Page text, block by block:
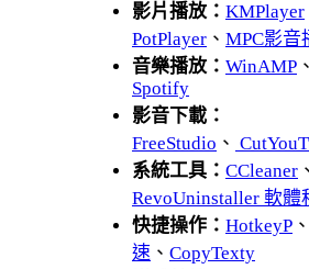
影片播放： KMPlayer
PotPlayer 、 MPC影音
音樂播放： WinAMP 、
Spotify
影音下載：
FreeStudio 、
系統工具： CCleaner 、
RevoUninstaller 軟體
快捷操作： HotkeyP 、
速 、 CopyTexty